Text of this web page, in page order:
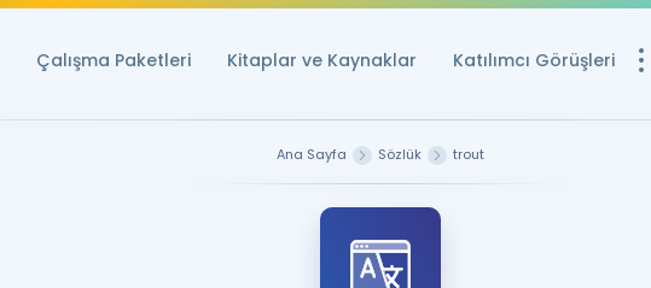
Çalışma Paketleri Kitaplar ve Kaynaklar Katılımcı Görüşleri
Ana Sayfa Sözlük trout